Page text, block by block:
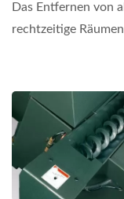
Das Entfernen von
rechtzeitige